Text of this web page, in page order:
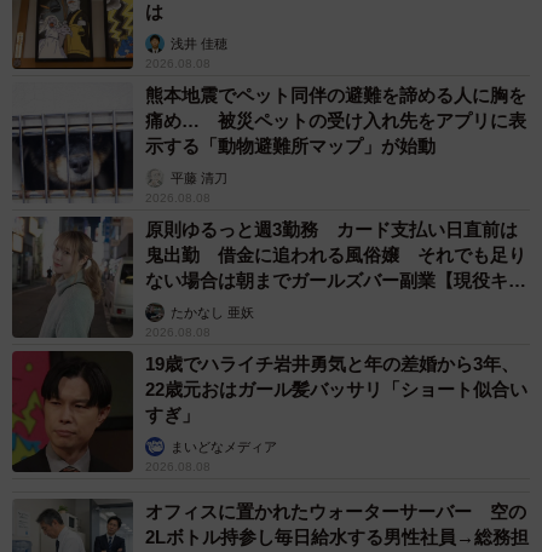
は
浅井 佳穂
2026.08.08
熊本地震でペット同伴の避難を諦める人に胸を
痛め… 被災ペットの受け入れ先をアプリに表
示する「動物避難所マップ」が始動
平藤 清刀
2026.08.08
原則ゆるっと週3勤務 カード支払い日直前は
鬼出勤 借金に追われる風俗嬢 それでも足り
ない場合は朝までガールズバー副業【現役キャ
ストに取材】
たかなし 亜妖
2026.08.08
19歳でハライチ岩井勇気と年の差婚から3年、
22歳元おはガール髪バッサリ「ショート似合い
すぎ」
まいどなメディア
2026.08.08
オフィスに置かれたウォーターサーバー 空の
2Lボトル持参し毎日給水する男性社員→総務担